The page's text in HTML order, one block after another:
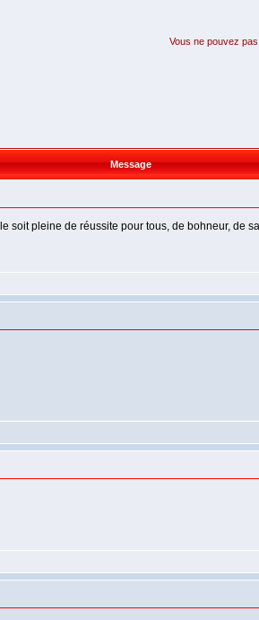
Vous ne pouvez
Message
pleine de réussite pour tous, de bohneur, de